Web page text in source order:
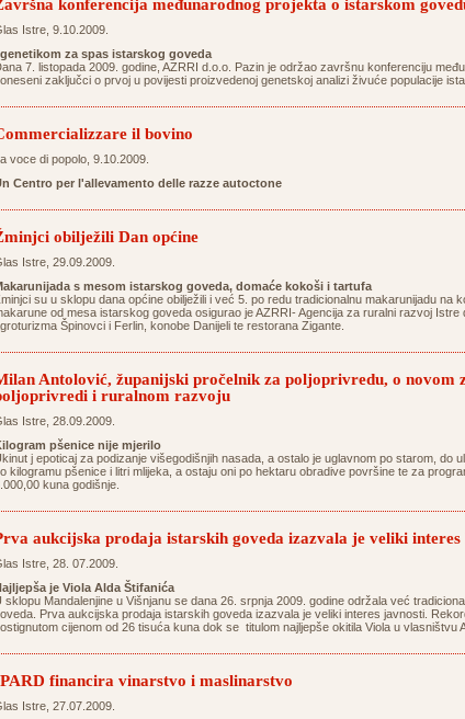
konferencija međunarodnog projekta o istarskom
Istre, 9.10.2009.
za spas istarskog goveda
7. listopada 2009. godine, AZRRI d.o.o. Pazin je održao završnu konferenciju
zaključci o prvoj u povijesti proizvedenoj genetskoj analizi živuće populacije
il bovino
voce di popolo, 9.10.2009.
Centro per l'allevamento delle razze autoctone
obilježili Dan općine
Istre, 29.09.2009.
s mesom istarskog goveda, domaće kokoši i tartufa
su u sklopu dana općine obilježili i već 5. po redu tradicionalnu makarunijadu na
od mesa istarskog goveda osigurao je AZRRI- Agencija za ruralni razvoj Istre
Špinovci i Ferlin, konobe Danijeli te restorana Zigante.
Antolović, županijski pročelnik za poljoprivredu, o novom
i ruralnom razvoju
Istre, 28.09.2009.
pšenice nije mjerilo
j epoticaj za podizanje višegodišnjih nasada, a ostalo je uglavnom po starom, do
kilogramu pšenice i litri mlijeka, a ostaju oni po hektaru obradive površine te za
kuna godišnje.
aukcijska prodaja istarskih goveda izazvala je veliki interes
Istre, 28. 07.2009.
je Viola Alda Štifanića
sklopu Mandalenjine u Višnjanu se dana 26. srpnja 2009. godine održala već
Prva aukcijska prodaja istarskih goveda izazvala je veliki interes javnosti.
cijenom od 26 tisuća kuna dok se titulom najljepše okitila Viola u vlasništvu
financira vinarstvo i maslinarstvo
Istre, 27.07.2009.